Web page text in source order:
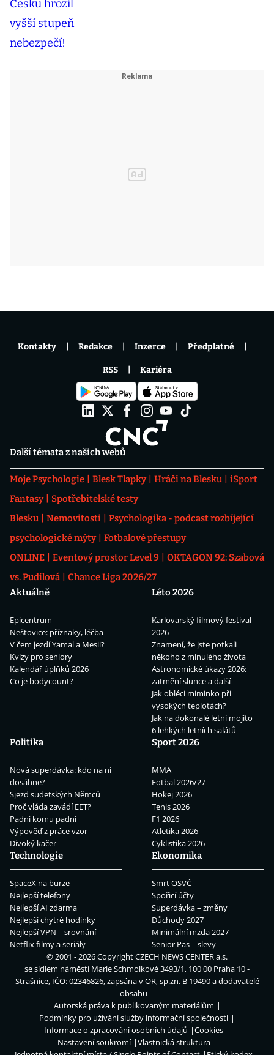
Další témata z našich webů
Moje Psychologie Blesk Tlapky Hráči na Blesku
iSport
Fantasy
Spotřebitelské testy
Blesku
Nemovitosti
Psychologika - podcast rozbíjející
psychologické mýty
Fotbalové přestupy
ONLINE
Eventový prostor Level 9
OKTAGON 92: Szabová
vs. Pudilová
Chance Liga 2026/27
Aktuálně
Epicentrum
Neštovice: příznaky, léčba
V čem jezdí Yamal a Mesii?
Kvízy pro seniory
Kalendář úplňků 2026
Co je bodycount?
Léto 2026
Karlovarský filmový festival
2026
Znamení, že jste potkali
někoho z minulého života
Astronomické úkazy 2026:
zatmění slunce a další
Jak obléci miminko při
vysokých teplotách?
Jak na dokonalé letní mojito
6 lehkých letních salátů
Politika
Nová superdávka: kdo na ní
dosáhne?
Sjezd sudetských Němců
Proč vláda zavádí EET?
Padni komu padni
Výpověď z práce vzor
Divoký kačer
Sport 2026
MMA
Fotbal 2026/27
Hokej 2026
Tenis 2026
F1 2026
Atletika 2026
Cyklistika 2026
Technologie
SpaceX na burze
Nejlepší telefony
Nejlepší AI zdarma
Nejlepší chytré hodinky
Nejlepší VPN – srovnání
Netflix filmy a seriály
Ekonomika
Smrt OSVČ
Spořicí účty
Superdávka – změny
Důchody 2027
Minimální mzda 2027
Senior Pas – slevy
Kontakty Redakce Inzerce Předplatné
RSS Kariéra
© 2001 - 2026 CopyrightCZECH NEWS CENTER a.s.
se sídlem náměstí Marie Schmolkové 3493/1, 100 00 Praha 10 -
Strašnice, IČO: 02346826, zapsána v OR, sp.zn. B 19490 a dodavatelé
obsahu
Autorská práva k publikovaným materiálům
Podmínky pro užívání služby informační společnosti
Informace o zpracování osobních údajů
Cookies
Nastavení soukromí
Vlastnická struktura